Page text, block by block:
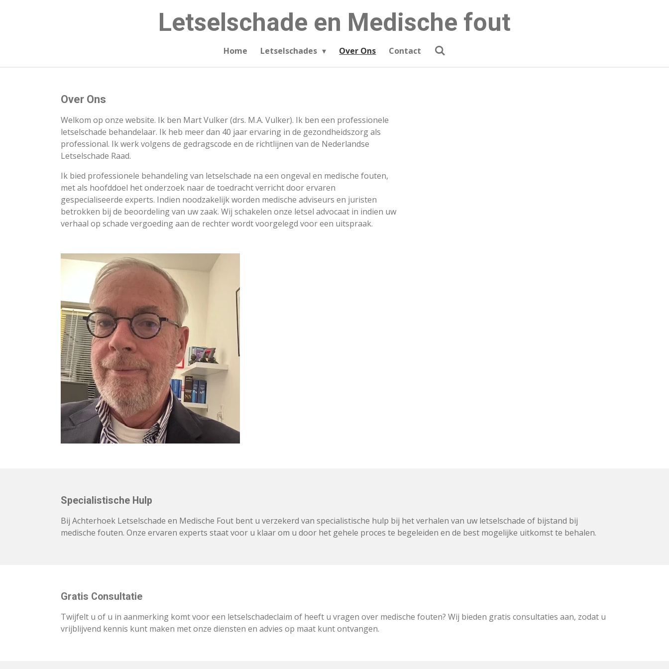
Letselschade en Medische fout
Home Letselschades Over Ons Contact
Over Ons
Welkom op onze website. Ik ben Mart Vulker (drs. M.A. Vulker). Ik ben een professionele
letselschade behandelaar. Ik heb meer dan 40 jaar ervaring in de gezondheidszorg als
professional. Ik werk volgens de gedragscode en de richtlijnen van de Nederlandse
Letselschade Raad.
Ik bied professionele behandeling van letselschade na een ongeval en medische fouten,
met als hoofddoel het onderzoek naar de toedracht verricht door ervaren
gespecialiseerde experts. Indien noodzakelijk worden medische adviseurs en juristen
betrokken bij de beoordeling van uw zaak. Wij schakelen onze letsel advocaat in indien uw
verhaal op schade vergoeding aan de rechter wordt voorgelegd voor een uitspraak.
Specialistische Hulp
Bij Achterhoek Letselschade en Medische Fout bent u verzekerd van specialistische hulp bij het verhalen van uw letselschade of bijstand bij
medische fouten. Onze ervaren experts staat voor u klaar om u door het gehele proces te begeleiden en de best mogelijke uitkomst te behalen.
Gratis Consultatie
Twijfelt u of u in aanmerking komt voor een letselschadeclaim of heeft u vragen over medische fouten? Wij bieden gratis consultaties aan, zodat u
vrijblijvend kennis kunt maken met onze diensten en advies op maat kunt ontvangen.